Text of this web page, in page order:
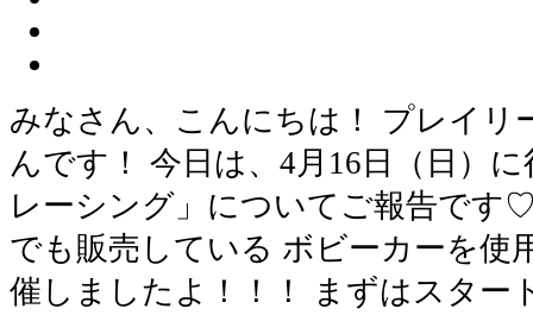
みなさん、こんにちは！ プレイリ
んです！ 今日は、4月16日（日）
レーシング」についてご報告です
でも販売している ボビーカーを使
催しましたよ！！！ まずはスター